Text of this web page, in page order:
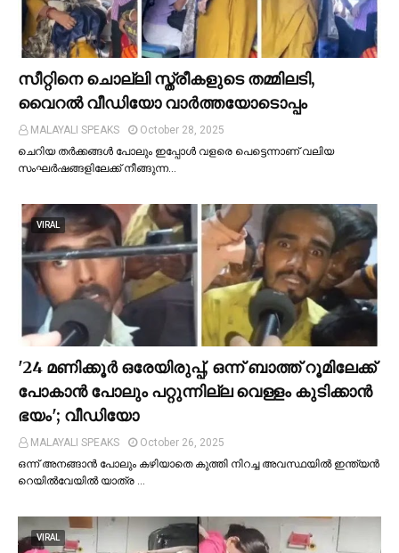
സീറ്റിനെ ചൊല്ലി സ്ത്രീകളുടെ തമ്മിലടി,
വൈറല്‍ വീഡിയോ വാർത്തയോടൊപ്പം
MALAYALI SPEAKS
October 28, 2025
ചെറിയ തര്‍ക്കങ്ങള്‍ പോലും ഇപ്പോള്‍ വളരെ പെട്ടെന്നാണ് വലിയ
സംഘര്‍ഷങ്ങളിലേക്ക് നീങ്ങുന്ന…
VIRAL
'24 മണിക്കൂര്‍ ഒരേയിരുപ്പ്, ഒന്ന് ബാത്ത് റൂമിലേക്ക്
പോകാന്‍ പോലും പറ്റുന്നില്ല വെള്ളം കുടിക്കാന്‍
ഭയം'; വീഡിയോ
MALAYALI SPEAKS
October 26, 2025
ഒന്ന് അനങ്ങാന്‍ പോലും കഴിയാതെ കുത്തി നിറച്ച അവസ്ഥയില്‍ ഇന്ത്യന്‍
റെയില്‍വേയില്‍ യാത്ര …
VIRAL